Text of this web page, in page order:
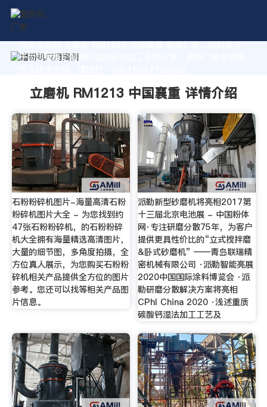
作为专业的 立磨机 RM1213 中国襄重 制造厂家，我们致力
于为您量身定制高价值的粉体加工系统方案。获取厂家直销报
立磨机 RM1213 中国襄重 详情介绍
石粉粉碎机图片-海量高清石粉
粉碎机图片大全 - 为您找到约
47张石粉粉碎机，的石粉粉碎
机大全拥有海量精选高清图片，
大量的细节图，多角度拍摄，全
方位真人展示，为您购买石粉粉
碎机相关产品提供全方位的图片
参考。您还可以找等相关产品图
片信息。
派勒新型砂磨机将亮相2017第
十三届北京电池展 - 中国粉体
网·专注研磨分散75年，为客户
提供更具性价比的“立式搅拌磨
&卧式砂磨机” ——青岛联瑞精
密机械有限公司 ·派勒智能亮展
2020中国国际涂料博览会 ·派
勒研磨分散解决方案将亮相
CPhI China 2020 ·浅述重质
碳酸钙湿法加工工艺及